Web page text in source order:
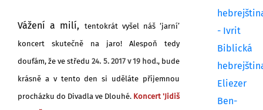
Vážení a milí, tentokrát vyšel náš ‘jarní’
koncert skutečně na jaro! Alespoň tedy
doufám, že ve středu24. 5. 2017 v 19 hod., bude
krásně a v tento den si uděláte příjemnou
procházku do Divadla ve Dlouhé. Koncert 'Jidiš
- Ivrit
Biblická
Eliezer
Ben-